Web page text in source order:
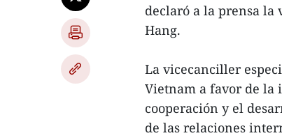
declaró a la prensa la
Hang.
La vicecanciller
Vietnam a favor de la
cooperación y el
de las relaciones